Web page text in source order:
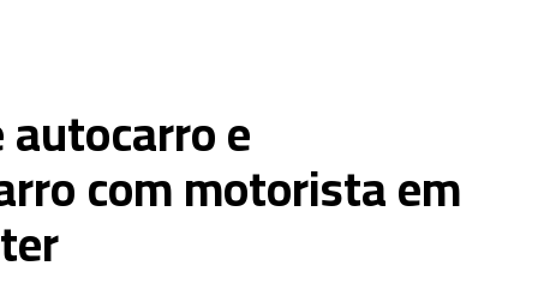
e
com motorista em